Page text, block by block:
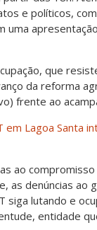
e políticos,
uma
que
da reforma
frente ao
em Lagoa Santa
ao
as denúncias ao
siga lutando e
entidade